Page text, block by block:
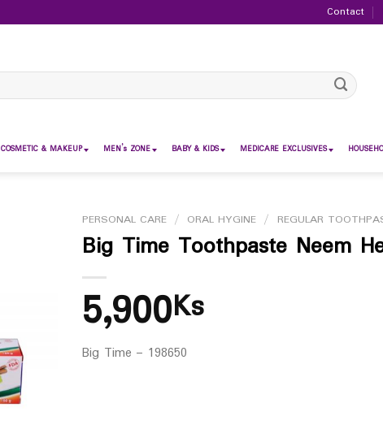
Contact
COSMETIC & MAKEUP MEN’s ZONE BABY & KIDS MEDICARE EXCLUSIVES
PERSONAL CARE / ORAL HYGINE / REGULAR
Big Time Toothpaste Neem
5,900Ks
Big Time – 198650